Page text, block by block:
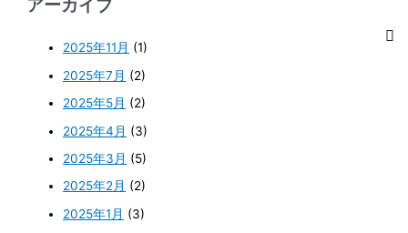
2025年11月 (1)
2025年7月 (2)
2025年5月 (2)
2025年4月 (3)
2025年3月 (5)
2025年2月 (2)
2025年1月 (3)